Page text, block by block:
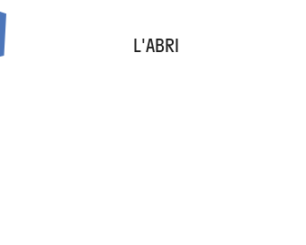
L'ABRI